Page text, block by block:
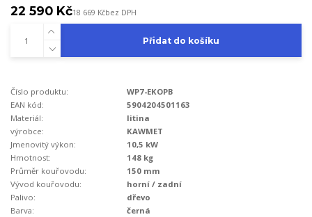
22 590 Kč18 669 Kčbez DPH
Přidat do košíku
Číslo produktu:
WP7-EKOPB
EAN kód:
5904204501163
Materiál:
litina
výrobce:
KAWMET
Jmenovitý výkon:
10,5 kW
Hmotnost:
148 kg
Průměr kouřovodu:
150 mm
Vývod kouřovodu:
horní / zadní
Palivo:
dřevo
Barva:
černá